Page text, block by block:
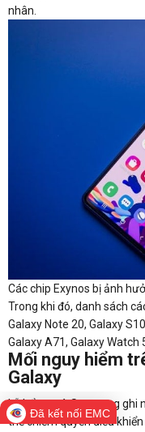
nhân.
Các chip Exynos bị ảnh
Trong khi đó, danh sách
Galaxy Note 20, Galaxy
Galaxy A71, Galaxy Watch
Mối nguy hiểm
Galaxy
Lỗ hổng mà Samsung ghi
thể chiếm quyền điều
Đã kết nối EMC